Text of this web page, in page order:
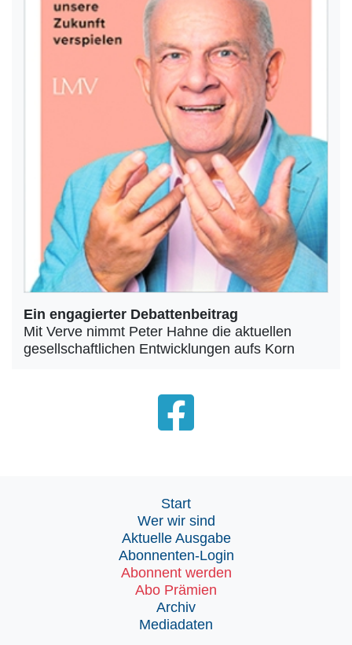
Ein engagierter Debattenbeitrag
Mit Verve nimmt Peter Hahne die aktuellen
gesellschaftlichen Entwicklungen aufs Korn
Start
Wer wir sind
Aktuelle Ausgabe
Abonnenten-Login
Abonnent werden
Abo Prämien
Archiv
Mediadaten